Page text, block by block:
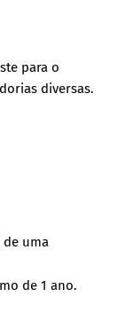
para o
diversas.
de uma
de 1 ano.